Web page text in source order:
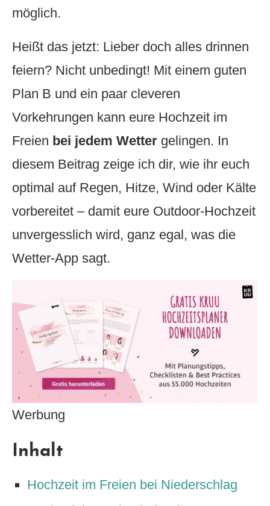
möglich.
Heißt das jetzt: Lieber doch alles drinnen
feiern? Nicht unbedingt! Mit einem guten
Plan B und ein paar cleveren
Vorkehrungen kann eure Hochzeit im
Freien bei jedem Wetter gelingen. In
diesem Beitrag zeige ich dir, wie ihr euch
optimal auf Regen, Hitze, Wind oder Kälte
vorbereitet – damit eure Outdoor-Hochzeit
unvergesslich wird, ganz egal, was die
Wetter-App sagt.
Werbung
Inhalt
Hochzeit im Freien bei Niederschlag